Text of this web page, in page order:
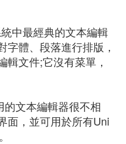
中最經典的文本編輯
體、段落進行排版，
輯文件;它沒有菜單，
文本編輯器很不相
面，並可用於所有Uni